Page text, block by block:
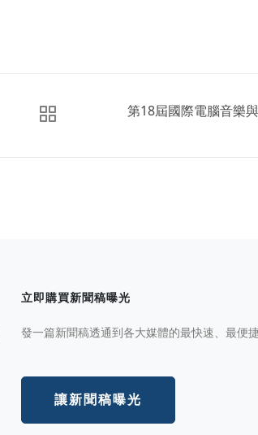
第18屆國際電腦音樂
立即購買新聞稿曝光
發一篇新聞稿透通到各大媒體的最快速、最便
讓新聞稿曝光